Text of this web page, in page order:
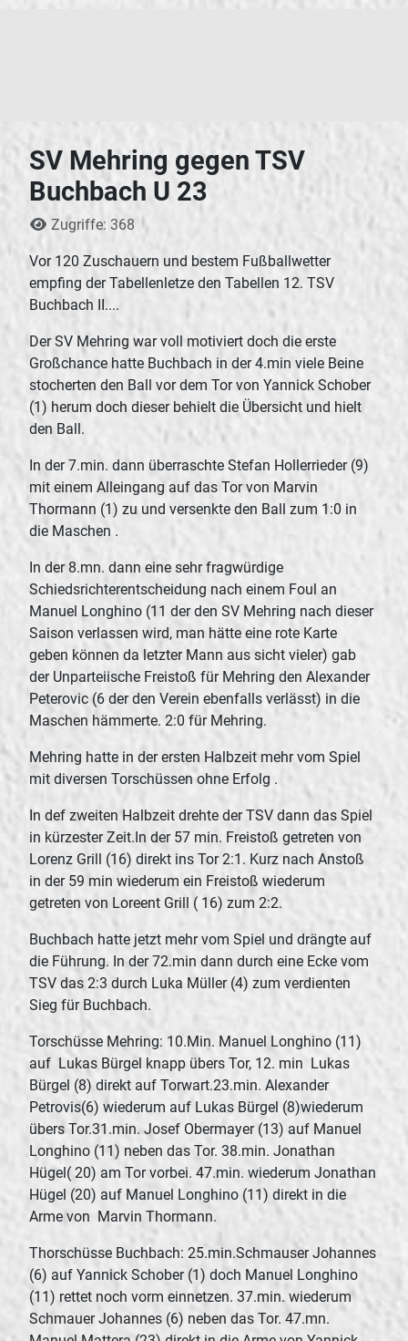
SV Mehring gegen TSV
Buchbach U 23
DetailsZugriffe: 368
Vor 120 Zuschauern und bestem Fußballwetter
empfing der Tabellenletze den Tabellen 12. TSV
Buchbach II....
Der SV Mehring war voll motiviert doch die erste
Großchance hatte Buchbach in der 4.min viele Beine
stocherten den Ball vor dem Tor von Yannick Schober
(1) herum doch dieser behielt die Übersicht und hielt
den Ball.
In der 7.min. dann überraschte Stefan Hollerrieder (9)
mit einem Alleingang auf das Tor von Marvin
Thormann (1) zu und versenkte den Ball zum 1:0 in
die Maschen .
In der 8.mn. dann eine sehr fragwürdige
Schiedsrichterentscheidung nach einem Foul an
Manuel Longhino (11 der den SV Mehring nach dieser
Saison verlassen wird, man hätte eine rote Karte
geben können da letzter Mann aus sicht vieler) gab
der Unparteiische Freistoß für Mehring den Alexander
Peterovic (6 der den Verein ebenfalls verlässt) in die
Maschen hämmerte. 2:0 für Mehring.
Mehring hatte in der ersten Halbzeit mehr vom Spiel
mit diversen Torschüssen ohne Erfolg .
In def zweiten Halbzeit drehte der TSV dann das Spiel
in kürzester Zeit.In der 57 min. Freistoß getreten von
Lorenz Grill (16) direkt ins Tor 2:1. Kurz nach Anstoß
in der 59 min wiederum ein Freistoß wiederum
getreten von Loreent Grill ( 16) zum 2:2.
Buchbach hatte jetzt mehr vom Spiel und drängte auf
die Führung. In der 72.min dann durch eine Ecke vom
TSV das 2:3 durch Luka Müller (4) zum verdienten
Sieg für Buchbach.
Torschüsse Mehring: 10.Min. Manuel Longhino (11)
auf Lukas Bürgel knapp übers Tor, 12. min Lukas
Bürgel (8) direkt auf Torwart.23.min. Alexander
Petrovis(6) wiederum auf Lukas Bürgel (8)wiederum
übers Tor.31.min. Josef Obermayer (13) auf Manuel
Longhino (11) neben das Tor. 38.min. Jonathan
Hügel( 20) am Tor vorbei. 47.min. wiederum Jonathan
Hügel (20) auf Manuel Longhino (11) direkt in die
Arme von Marvin Thormann.
Thorschüsse Buchbach: 25.min.Schmauser Johannes
(6) auf Yannick Schober (1) doch Manuel Longhino
(11) rettet noch vorm einnetzen. 37.min. wiederum
Schmauer Johannes (6) neben das Tor. 47.mn.